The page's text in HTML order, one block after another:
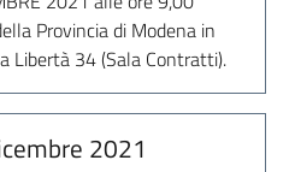
Provincia di Modena in
Libertà 34 (Sala Contratti).
2021